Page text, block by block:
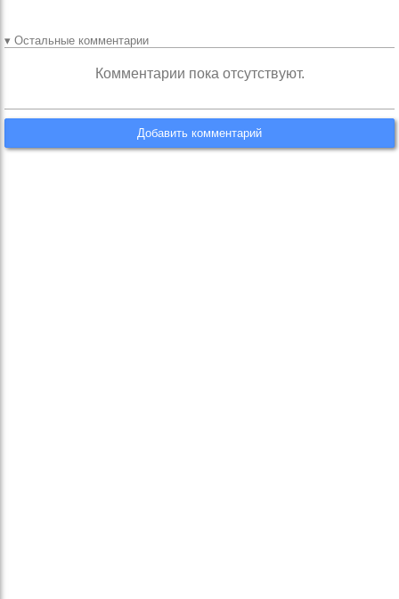
▾ Остальные комментарии
Комментарии пока отсутствуют.
Добавить комментарий